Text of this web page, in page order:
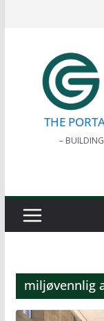
THE
–
miljøvennlig